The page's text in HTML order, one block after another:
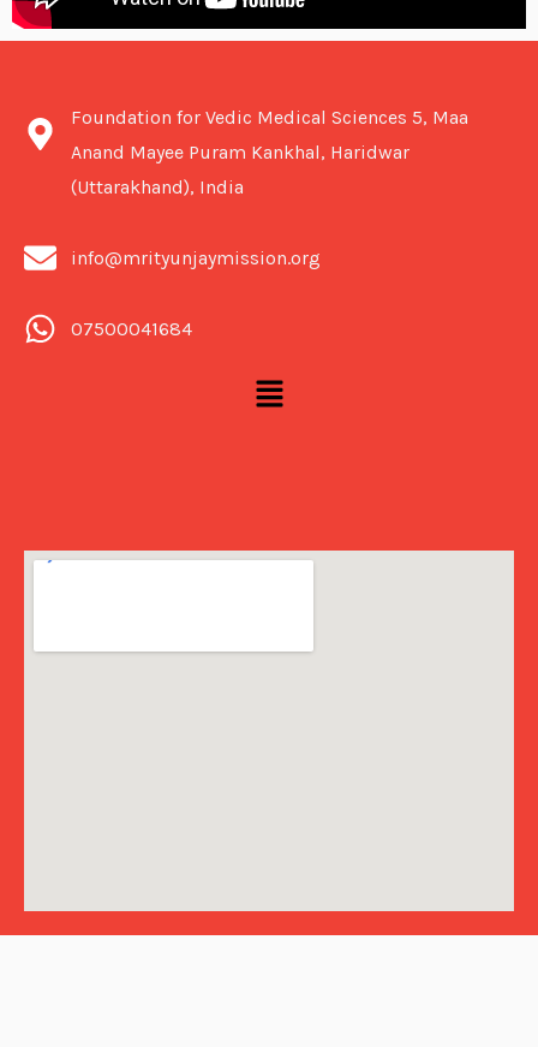
Foundation for Vedic Medical Sciences 5, Maa
Anand Mayee Puram Kankhal, Haridwar
(Uttarakhand), India
info@mrityunjaymission.org
07500041684
Menu